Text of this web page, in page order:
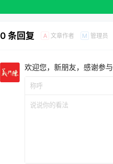
0 条回复 A 文章作者 M 管理员
欢迎您，新朋友，感谢参与